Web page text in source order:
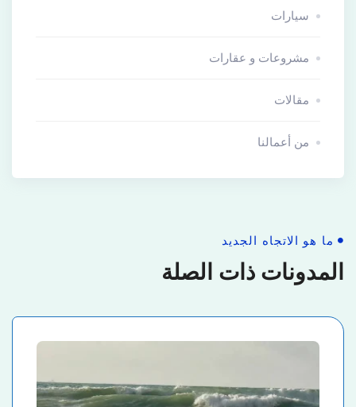
سيارات
مشروعات و عقارات
مقالات
من أعمالنا
ما هو الاتجاه الجديد
المدونات ذات الصلة